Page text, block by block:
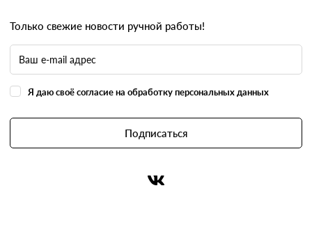
Только свежие новости ручной работы!
Я даю своё согласие на обработку персональных данных
Подписаться